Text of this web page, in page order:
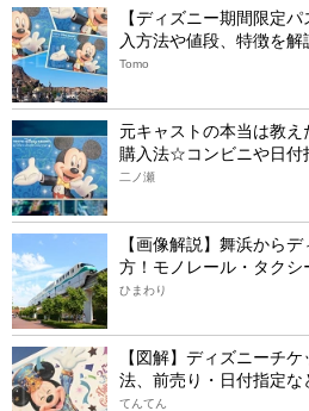
【ディズニー期間限定
入方法や値段、特徴を解
Tomo
元キャストの本当は教
購入法☆コンビニや日付
二ノ瀬
【画像解説】舞浜から
方！モノレール・タクシ
ひまわり
【図解】ディズニーチ
法、前売り・日付指定な
てんてん